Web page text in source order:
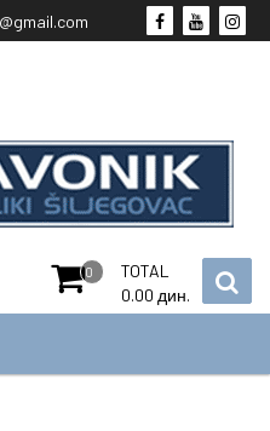
0
TOTAL
0.00 дин.